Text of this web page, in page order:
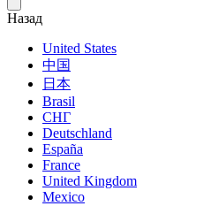
Назад
United States
中国
日本
Brasil
СНГ
Deutschland
España
France
United Kingdom
Mexico